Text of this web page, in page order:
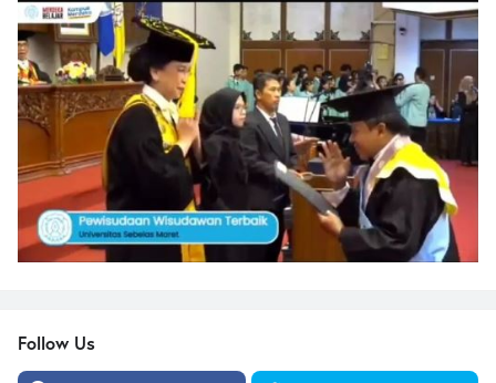
Follow Us